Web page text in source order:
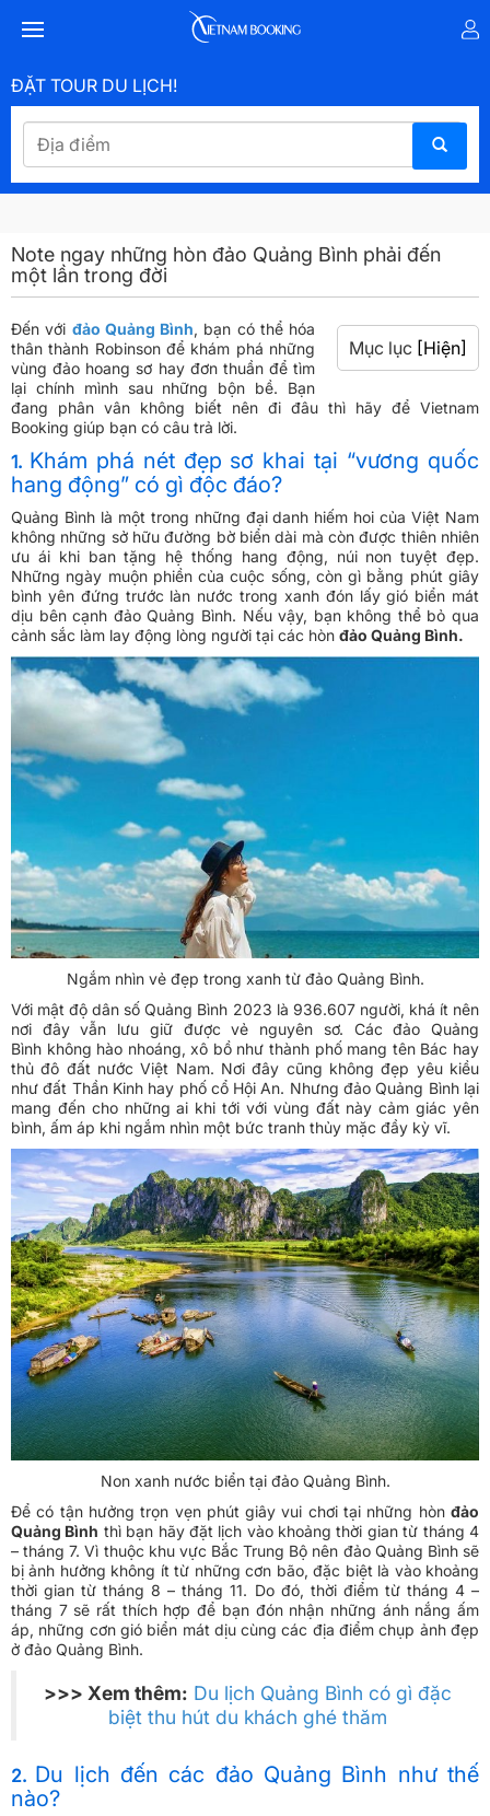
ĐẶT TOUR DU LỊCH!
Note ngay những hòn đảo Quảng Bình phải đến
một lần trong đời
Mục lục [Hiện]
Đến với đảo Quảng Bình, bạn có thể hóa
thân thành Robinson để khám phá những
vùng đảo hoang sơ hay đơn thuần để tìm
lại chính mình sau những bộn bề. Bạn
đang phân vân không biết nên đi đâu thì hãy để Vietnam
Booking giúp bạn có câu trả lời.
1. Khám phá nét đẹp sơ khai tại “vương quốc
hang động” có gì độc đáo?
Quảng Bình là một trong những đại danh hiếm hoi của Việt Nam
không những sở hữu đường bờ biển dài mà còn được thiên nhiên
ưu ái khi ban tặng hệ thống hang động, núi non tuyệt đẹp.
Những ngày muộn phiền của cuộc sống, còn gì bằng phút giây
bình yên đứng trước làn nước trong xanh đón lấy gió biển mát
dịu bên cạnh đảo Quảng Bình. Nếu vậy, bạn không thể bỏ qua
cảnh sắc làm lay động lòng người tại các hòn đảo Quảng Bình.
Ngắm nhìn vẻ đẹp trong xanh từ đảo Quảng Bình.
Với mật độ dân số Quảng Bình 2023 là 936.607 người, khá ít nên
nơi đây vẫn lưu giữ được vẻ nguyên sơ. Các đảo Quảng
Bình không hào nhoáng, xô bồ như thành phố mang tên Bác hay
thủ đô đất nước Việt Nam. Nơi đây cũng không đẹp yêu kiều
như đất Thần Kinh hay phố cổ Hội An. Nhưng đảo Quảng Bình lại
mang đến cho những ai khi tới với vùng đất này cảm giác yên
bình, ấm áp khi ngắm nhìn một bức tranh thủy mặc đầy kỳ vĩ.
Non xanh nước biển tại đảo Quảng Bình.
Để có tận hưởng trọn vẹn phút giây vui chơi tại những hòn đảo
Quảng Bình thì bạn hãy đặt lịch vào khoảng thời gian từ tháng 4
– tháng 7. Vì thuộc khu vực Bắc Trung Bộ nên đảo Quảng Bình sẽ
bị ảnh hưởng không ít từ những cơn bão, đặc biệt là vào khoảng
thời gian từ tháng 8 – tháng 11. Do đó, thời điểm từ tháng 4 –
tháng 7 sẽ rất thích hợp để bạn đón nhận những ánh nắng ấm
áp, những cơn gió biển mát dịu cùng các địa điểm chụp ảnh đẹp
ở đảo Quảng Bình.
>>> Xem thêm: Du lịch Quảng Bình có gì đặc
biệt thu hút du khách ghé thăm
2. Du lịch đến các đảo Quảng Bình như thế
nào?